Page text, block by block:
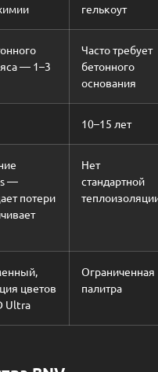
гелькоут
— 1–3
Часто требует
бетонного
основания
10–15 лет
—
потери
Нет
стандартной
цветов
Ultra
Ограниченная
палитра